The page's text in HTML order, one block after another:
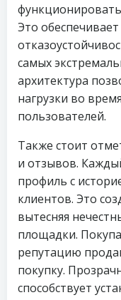
Это
самых
архитектура
нагрузки во
пользователей.
Также стоит
и отзывов.
профиль с
клиентов. Это
вытесняя
площадки.
репутацию
покупку.
способствует